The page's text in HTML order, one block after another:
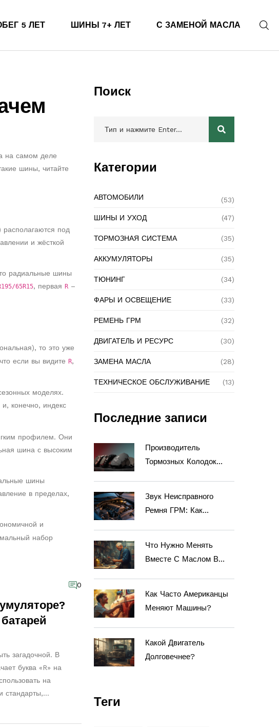
5 ЛЕТ ШИНЫ 7+ ЛЕТ С ЗАМЕНОЙ МАСЛА
на самом деле
шины, читайте
под
и жёсткой
радиальные шины
65R15, первая R –
то это уже
если вы видите R,
моделях.
конечно, индекс
профилем. Они
шина с высоким
шины
в пределах,
и
набор
0
загадочной. В
буква «R» на
на
стандарты,
Поиск
Категории
АВТОМОБИЛИ (53)
ШИНЫ И УХОД (47)
ТОРМОЗНАЯ СИСТЕМА (35)
АККУМУЛЯТОРЫ (35)
ТЮНИНГ (34)
ФАРЫ И ОСВЕЩЕНИЕ (33)
РЕМЕНЬ ГРМ (32)
ДВИГАТЕЛЬ И РЕСУРС (30)
ЗАМЕНА МАСЛА (28)
ТЕХНИЧЕСКОЕ ОБСЛУЖИВАНИЕ (13)
Последние записи
Производитель
Тормозных Колодок
Звук Неисправного
Ремня ГРМ: Как
Что Нужно Менять
Вместе С Маслом В
Как Часто Американцы
Меняют Машины?
Какой Двигатель
Долговечнее?
Теги